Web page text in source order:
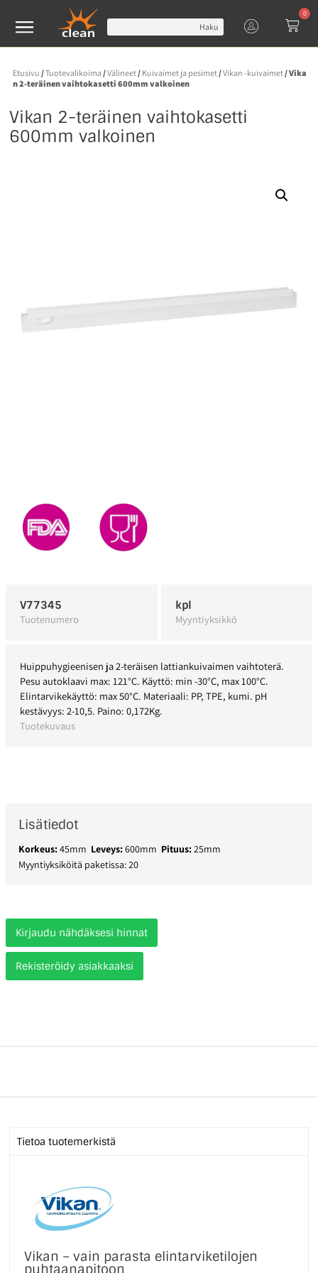
Haku
0
Etusivu /Tuotevalikoima/Välineet/ Kuivaimet ja pesimet/Vikan -kuivaimet/ Vika
n 2-teräinen vaihtokasetti 600mm valkoinen
Vikan 2-teräinen vaihtokasetti
600mm valkoinen
V77345
Tuotenumero
kpl
Myyntiyksikkö
Huippuhygieenisen ja 2-teräisen lattiankuivaimen vaihtoterä.
Pesu autoklaavi max: 121°C. Käyttö: min -30°C, max 100°C.
Elintarvikekäyttö: max 50°C. Materiaali: PP, TPE, kumi. pH
kestävyys: 2-10,5. Paino: 0,172Kg.
Tuotekuvaus
Lisätiedot
Korkeus:45mm Leveys:600mm Pituus:25mm
Myyntiyksiköitä paketissa: 20
Kirjaudu nähdäksesi hinnat
Rekisteröidy asiakkaaksi
Tietoa tuotemerkistä
Vikan – vain parasta elintarviketilojen